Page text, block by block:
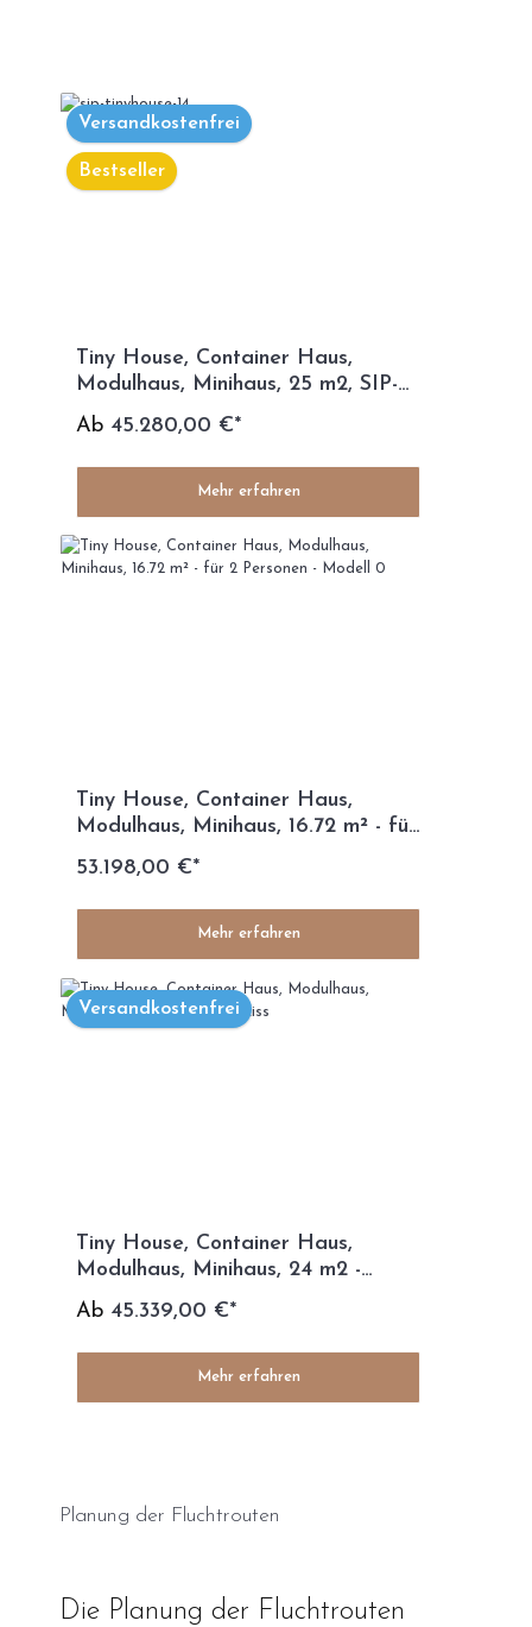
Versandkostenfrei
Bestseller
Tiny House, Container Haus,
Modulhaus, Minihaus, 25 m2, SIP-
Ab 45.280,00 €*
Mehr erfahren
Tiny House, Container Haus,
Modulhaus, Minihaus, 16.72 m² - für
2 Personen - Modell 0
53.198,00 €*
Mehr erfahren
Versandkostenfrei
Tiny House, Container Haus,
Modulhaus, Minihaus, 24 m2 -
French Kiss
Ab 45.339,00 €*
Mehr erfahren
Planung der Fluchtrouten
Die Planung der Fluchtrouten